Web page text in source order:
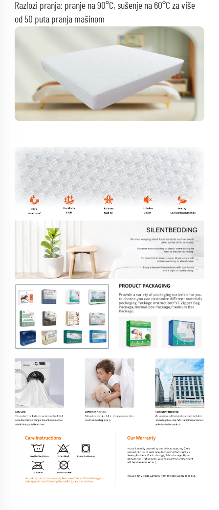
Razlozi pranja: pranje na 90°C, sušenje na 60°C za više
od 50 puta pranja mašinom